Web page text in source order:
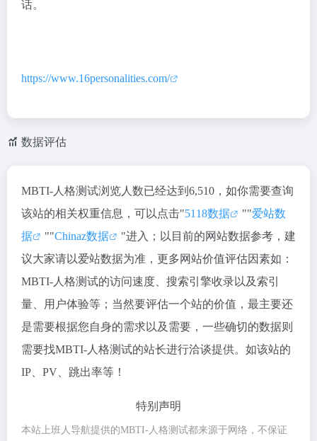
话。
https://www.16personalities.com/
数据评估
MBTI-人格测试浏览人数已经达到6,510，如你需要查询
该站的相关权重信息，可以点击"5118数据 ""爱站数
据
""Chinaz数据
"进入；以目前的网站数据参考，建
议大家请以爱站数据为准，更多网站价值评估因素如：
MBTI-人格测试的访问速度、搜索引擎收录以及索引
量、用户体验等；当然要评估一个站的价值，最主要还
是需要根据您自身的需求以及需要，一些确切的数据则
需要找MBTI-人格测试的站长进行洽谈提供。如该站的
IP、PV、跳出率等！
特别声明
本站上班人导航提供的MBTI-人格测试都来源于网络，不保证